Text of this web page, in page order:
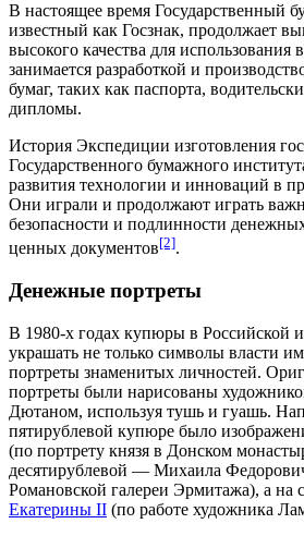
В настоящее время Государственный
известный как Госзнак, продолжает
высокого качества для использования в
занимается разработкой и
бумаг, таких как паспорта,
дипломы.
История Экспедиции изготовления
Государственного бумажного
развития технологии и инноваций в
Они играли и продолжают играть
безопасности и подлинности
ценных документов[2].
Денежные портреты
В 1980-х годах купюры в Российской
украшать не только символы власти
портреты знаменитых личностей.
портреты были нарисованы
Дютаном, используя тушь и гуашь.
пятирублевой купюре было
(по портрету князя в Донском
десятирублевой — Михаила
Романовской галереи Эрмитажа), а на
Екатерины II (по работе художника